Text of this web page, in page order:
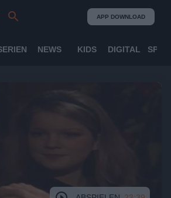
APP DOWNLOAD
NEWS KIDS DIGITAL